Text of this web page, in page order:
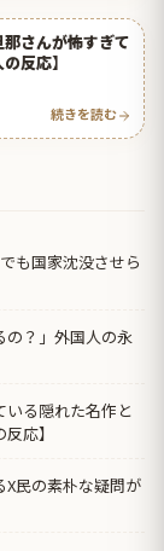
さんが怖すぎて
反応】
続きを読む
も国家沈没させら
の？」外国人の永
る隠れた名作と
応】
X民の素朴な疑問が